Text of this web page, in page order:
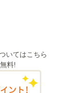
いてはこちら
料!